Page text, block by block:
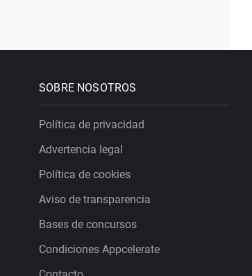
SOBRE NOSOTROS
Política de privacidad
Advertencia legal
Política de cookies
Aviso de transparencia
Bases de concursos
Condiciones Appcelerate